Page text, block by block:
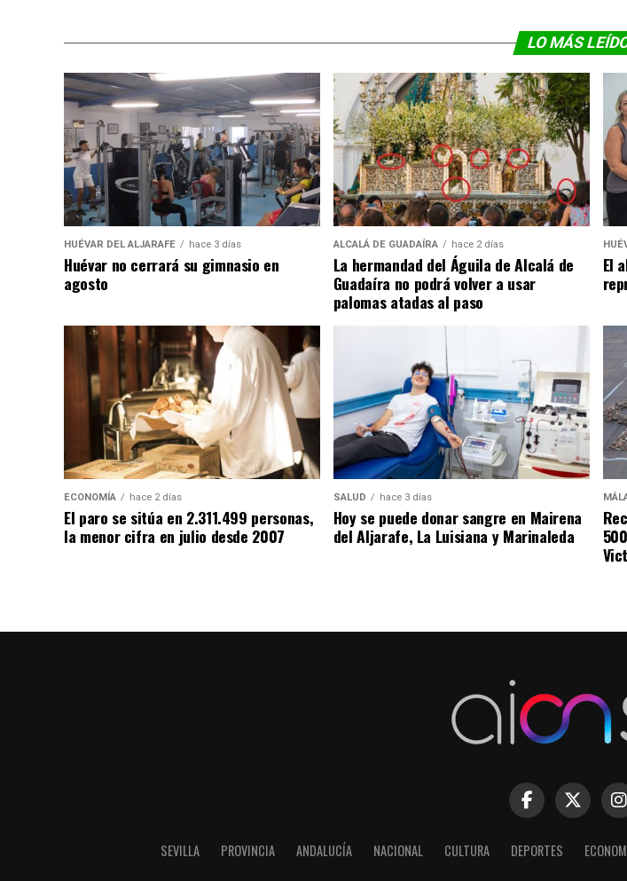
LO MÁS
HUÉVAR DEL ALJARAFE hace 3 días
Huévar no cerrará su gimnasio en
agosto
ALCALÁ DE GUADAÍRA hace 2 días
La hermandad del Águila de Alcalá de
Guadaíra no podrá volver a usar
palomas atadas al paso
El
ECONOMÍA hace 2 días
El paro se sitúa en 2.311.499 personas,
la menor cifra en julio desde 2007
SALUD hace 3 días
Hoy se puede donar sangre en Mairena
del Aljarafe, La Luisiana y Marinaleda
SEVILLA PROVINCIA ANDALUCÍA NACIONAL CULTURA DEPORTES